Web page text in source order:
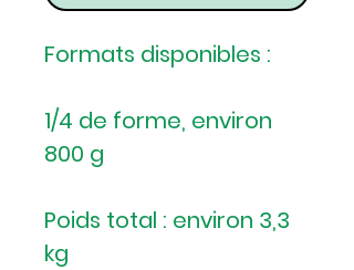
Formats disponibles :
1/4 de forme, environ
800 g
Poids total : environ 3,3
kg